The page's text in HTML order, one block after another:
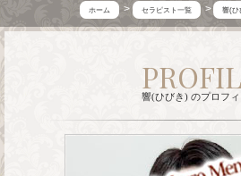
ホーム セラピスト一覧 響(ひ
】
響(ひびき) のプロフ